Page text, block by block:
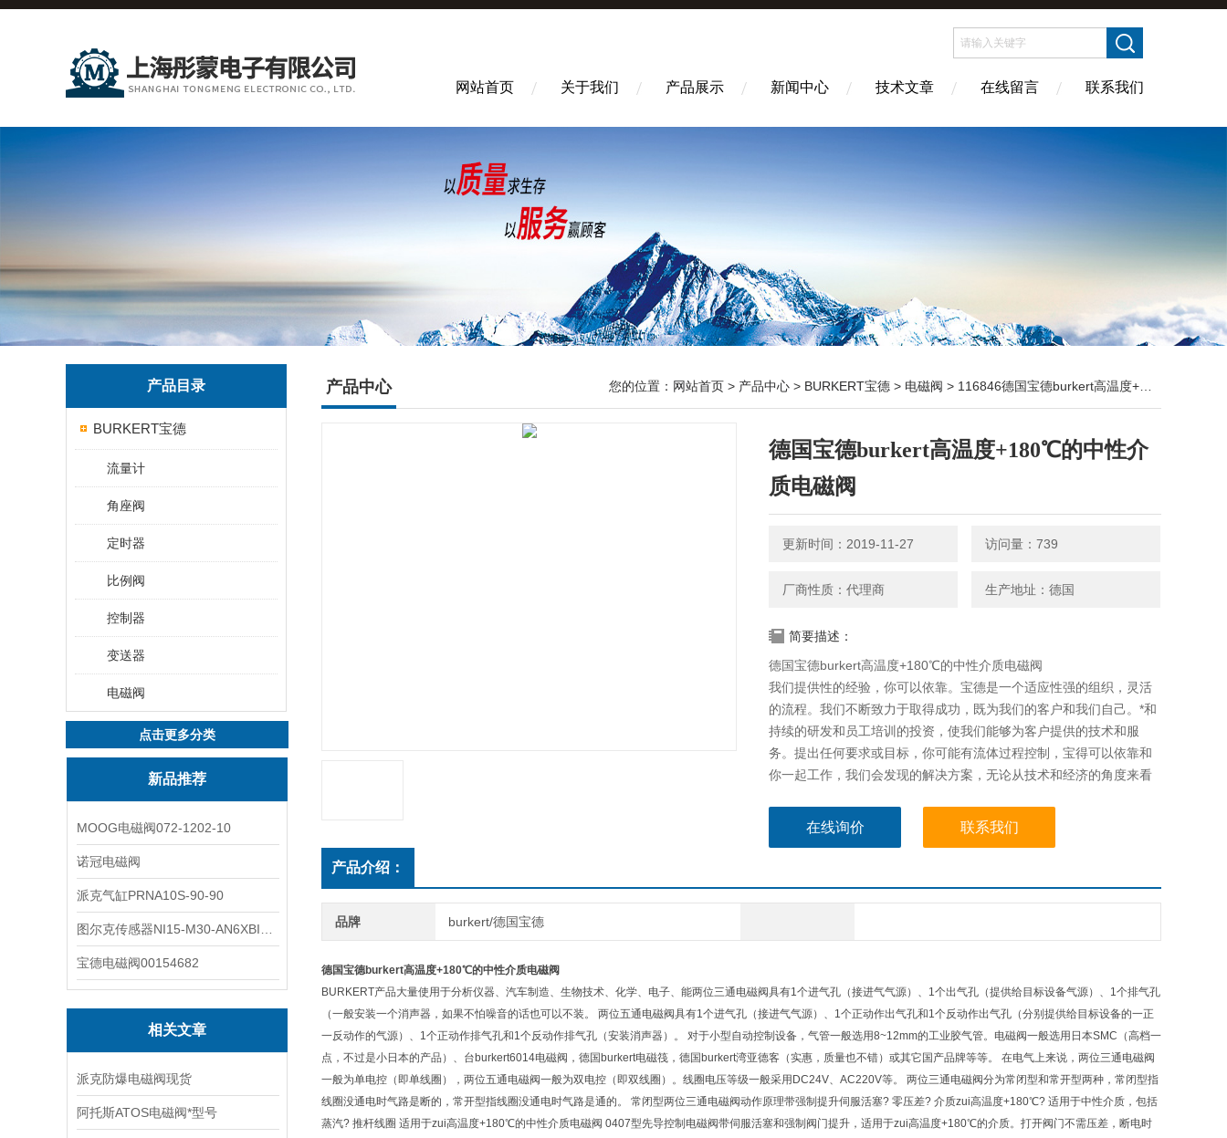
网站首页 关于我们 产品展示 新闻中心 技术文章 在线留言 联系我们
产品目录
BURKERT宝德
流量计
角座阀
定时器
比例阀
控制器
变送器
电磁阀
点击更多分类
新品推荐
MOOG电磁阀072-1202-10
诺冠电磁阀
派克气缸PRNA10S-90-90
宝德电磁阀00154682
相关文章
派克防爆电磁阀现货
阿托斯ATOS电磁阀*型号
产品中心 您的位置： 网站首页 > 产品中心 > BURKERT宝德 > 电磁阀 > 116846德国宝德burkert高温度+180℃的中性介质电磁阀
德国宝德burkert高温度+180℃的中性介
质电磁阀
更新时间：2019-11-27 访问量：739
厂商性质：代理商 生产地址：德国
简要描述：
德国宝德burkert高温度+180℃的中性介质电磁阀
我们提供性的经验，你可以依靠。宝德是一个适应性强的组织，灵活
的流程。我们不断致力于取得成功，既为我们的客户和我们自己。*和
持续的研发和员工培训的投资，使我们能够为客户提供的技术和服
务。提出任何要求或目标，你可能有流体过程控制，宝得可以依靠和
你一起工作，我们会发现的解决方案，无论从技术和经济的角度来看
在线询价 联系我们
产品介绍：
品牌 burkert/德国宝德
德国宝德burkert高温度+180℃的中性介质电磁阀
BURKERT产品大量使用于分析仪器、汽车制造、生物技术、化学、电子、能两位三通电磁阀具有1个进气孔（接进气气源）、1个出气孔（提供给目标设备气源）、1个排气孔
（一般安装一个消声器，如果不怕噪音的话也可以不装。 两位五通电磁阀具有1个进气孔（接进气气源）、1个正动作出气孔和1个反动作出气孔（分别提供给目标设备的一正
一反动作的气源）、1个正动作排气孔和1个反动作排气孔（安装消声器）。 对于小型自动控制设备，气管一般选用8~12mm的工业胶气管。电磁阀一般选用日本SMC（高档一
点，不过是小日本的产品）、台burkert6014电磁阀，德国burkert电磁筏，德国burkert湾亚德客（实惠，质量也不错）或其它国产品牌等等。 在电气上来说，两位三通电磁阀
一般为单电控（即单线圈），两位五通电磁阀一般为双电控（即双线圈）。线圈电压等级一般采用DC24V、AC220V等。 两位三通电磁阀分为常闭型和常开型两种，常闭型指
线圈没通电时气路是断的，常开型指线圈没通电时气路是通的。 常闭型两位三通电磁阀动作原理带强制提升伺服活塞? 零压差? 介质zui高温度+180℃? 适用于中性介质，包括
蒸汽? 推杆线圈 适用于zui高温度+180℃的中性介质电磁阀 0407型先导控制电磁阀带伺服活塞和强制阀门提升，适用于zui高温度+180℃的介质。打开阀门不需压差，断电时